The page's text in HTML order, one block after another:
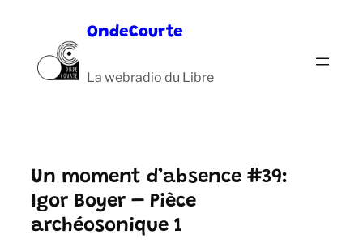
contenu
OndeCourte
La webradio du Libre
Un moment d’absence #39:
Igor Boyer – Pièce
archéosonique 1